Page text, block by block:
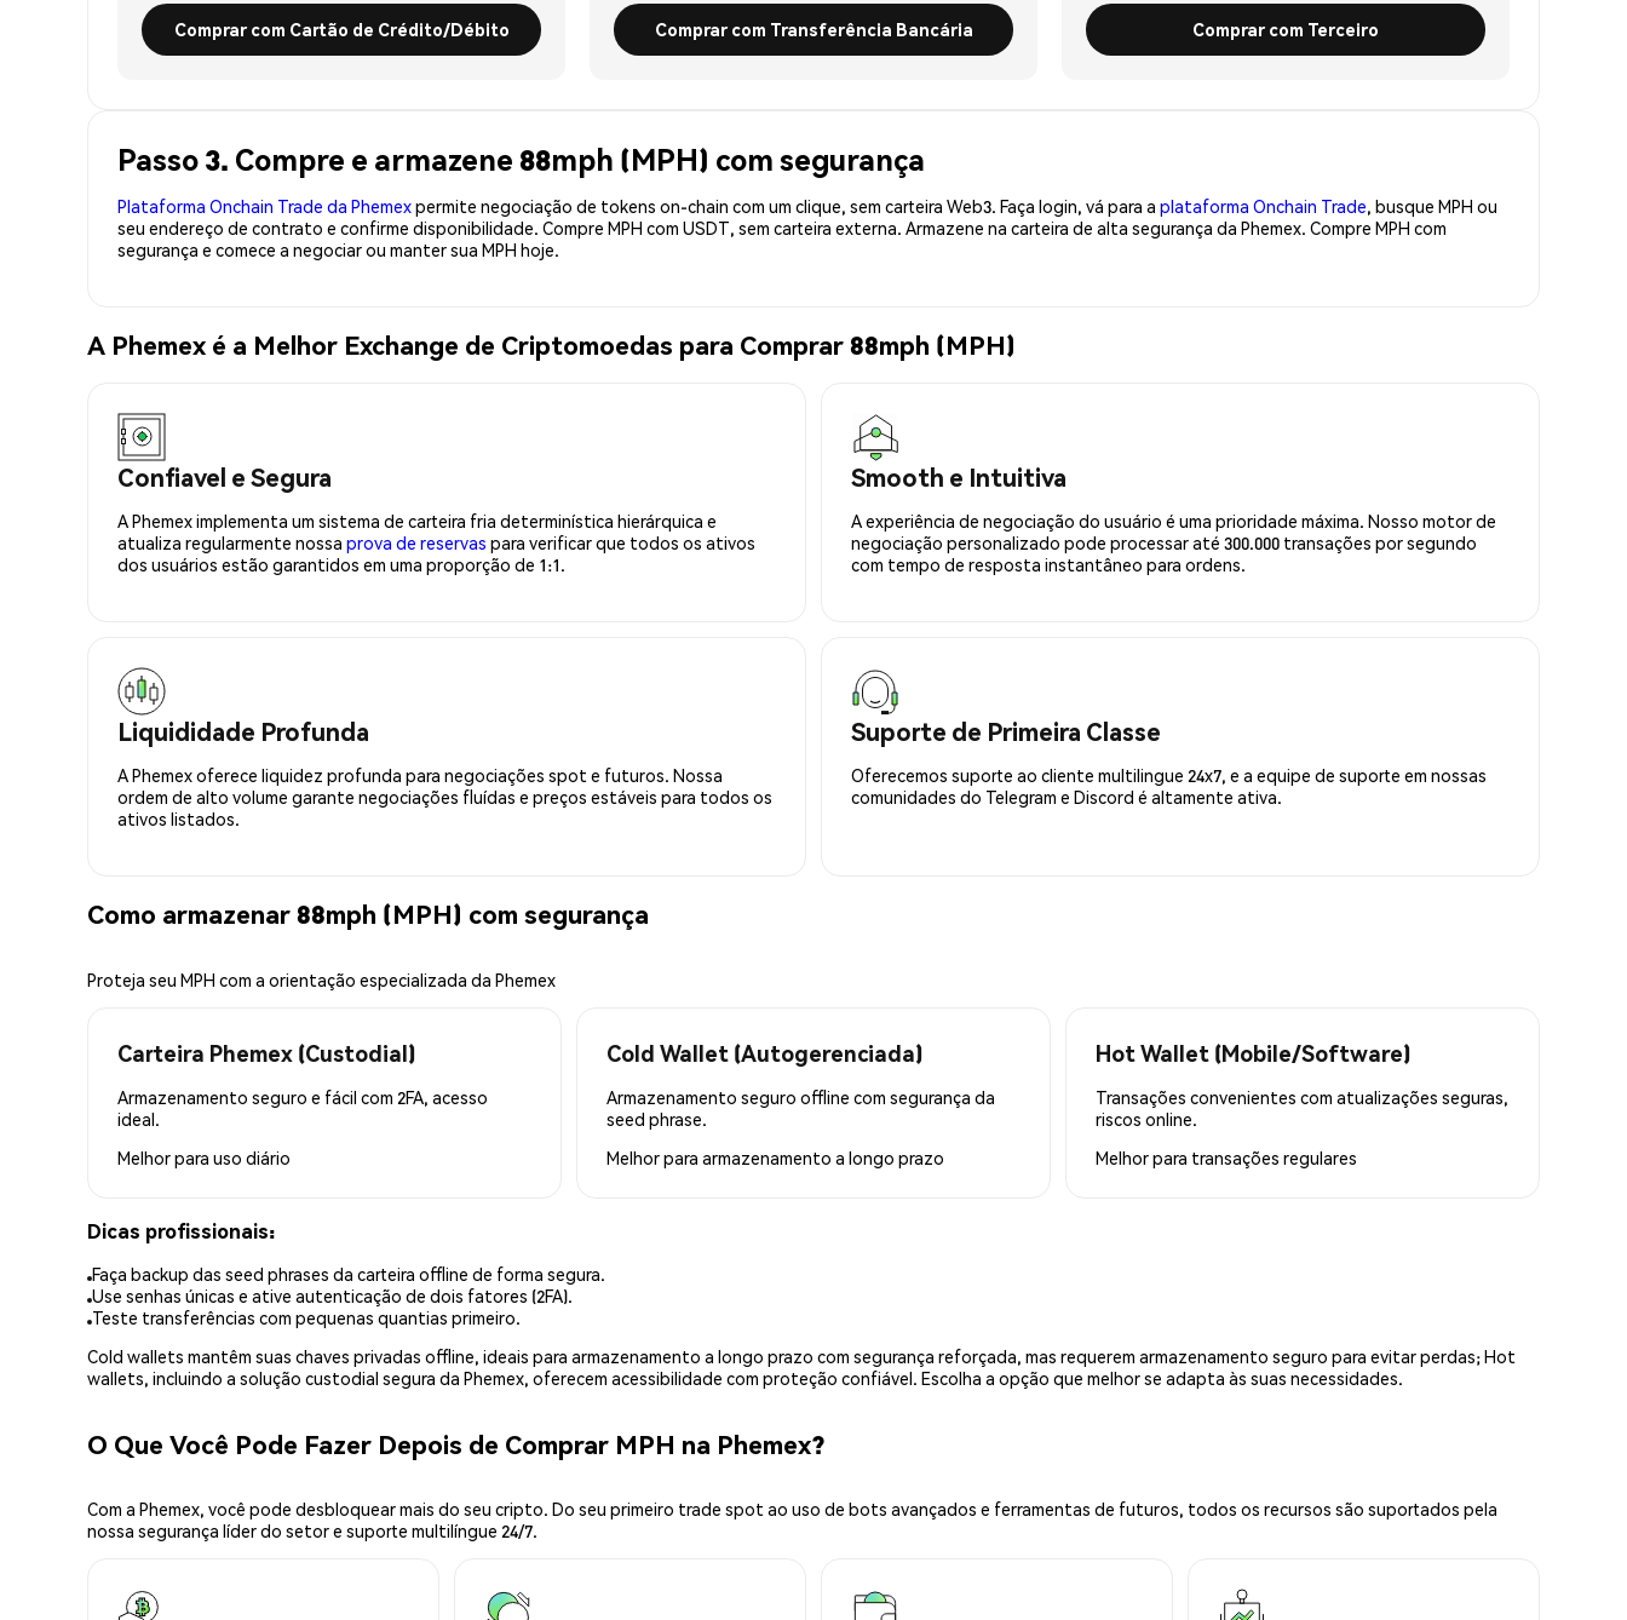
Comprar com Cartão de Crédito/Débito Comprar com Transferência Bancária Comprar com Terceiro
Passo 3. Compre e armazene 88mph (MPH) com segurança
Plataforma Onchain Trade da Phemexpermite negociação de tokens on-chain com um clique, sem carteira Web3. Faça login, vá para a plataforma Onchain Trade, busque MPH ou
seu endereço de contrato e confirme disponibilidade. Compre MPH com USDT, sem carteira externa. Armazene na carteira de alta segurança da Phemex. Compre MPH com
segurança e comece a negociar ou manter sua MPH hoje.
A Phemex é a Melhor Exchange de Criptomoedas para Comprar 88mph (MPH)
Confiavel e Segura
A Phemex implementa um sistema de carteira fria determinística hierárquica e
atualiza regularmente nossa prova de reservas para verificar que todos os ativos
dos usuários estão garantidos em uma proporção de 1:1.
Smooth e Intuitiva
A experiência de negociação do usuário é uma prioridade máxima. Nosso motor de
negociação personalizado pode processar até 300.000 transações por segundo
com tempo de resposta instantâneo para ordens.
Liquididade Profunda
A Phemex oferece liquidez profunda para negociações spot e futuros. Nossa
ordem de alto volume garante negociações fluídas e preços estáveis para todos os
ativos listados.
Suporte de Primeira Classe
Oferecemos suporte ao cliente multilingue 24x7, e a equipe de suporte em nossas
comunidades do Telegram e Discord é altamente ativa.
Como armazenar 88mph (MPH) com segurança
Proteja seu MPH com a orientação especializada da Phemex
Carteira Phemex (Custodial)
Armazenamento seguro e fácil com 2FA, acesso
ideal.
Melhor para uso diário
Cold Wallet (Autogerenciada)
Armazenamento seguro offline com segurança da
seed phrase.
Melhor para armazenamento a longo prazo
Hot Wallet (Mobile/Software)
Transações convenientes com atualizações seguras,
riscos online.
Melhor para transações regulares
Dicas profissionais:
Faça backup das seed phrases da carteira offline de forma segura.
Use senhas únicas e ative autenticação de dois fatores (2FA).
Teste transferências com pequenas quantias primeiro.
Cold wallets mantêm suas chaves privadas offline, ideais para armazenamento a longo prazo com segurança reforçada, mas requerem armazenamento seguro para evitar perdas; Hot
wallets, incluindo a solução custodial segura da Phemex, oferecem acessibilidade com proteção confiável. Escolha a opção que melhor se adapta às suas necessidades.
O Que Você Pode Fazer Depois de Comprar MPH na Phemex?
Com a Phemex, você pode desbloquear mais do seu cripto. Do seu primeiro trade spot ao uso de bots avançados e ferramentas de futuros, todos os recursos são suportados pela
nossa segurança líder do setor e suporte multilíngue 24/7.